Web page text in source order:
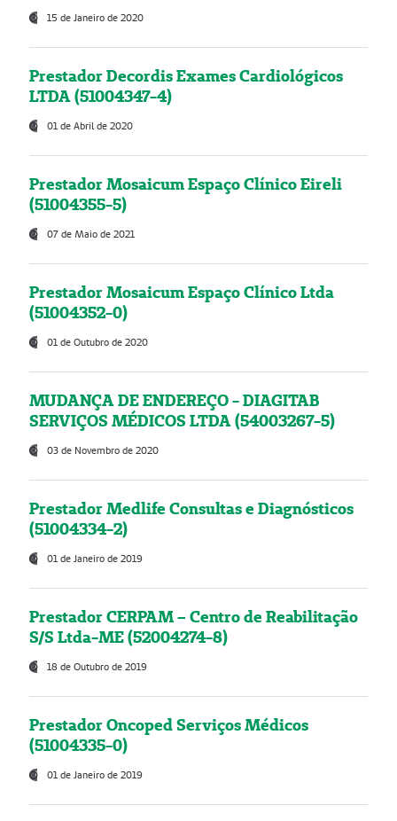
15 de Janeiro de 2020
Prestador Decordis Exames Cardiológicos
LTDA (51004347-4)
01 de Abril de 2020
Prestador Mosaicum Espaço Clínico Eireli
(51004355-5)
07 de Maio de 2021
Prestador Mosaicum Espaço Clínico Ltda
(51004352-0)
01 de Outubro de 2020
MUDANÇA DE ENDEREÇO - DIAGITAB
SERVIÇOS MÉDICOS LTDA (54003267-5)
03 de Novembro de 2020
Prestador Medlife Consultas e Diagnósticos
(51004334-2)
01 de Janeiro de 2019
Prestador CERPAM – Centro de Reabilitação
S/S Ltda-ME (52004274-8)
18 de Outubro de 2019
Prestador Oncoped Serviços Médicos
(51004335-0)
01 de Janeiro de 2019